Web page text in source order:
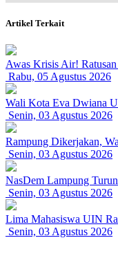
Artikel Terkait
Awas Krisis Air!
Rabu, 05 Agustus 2026
Wali Kota Eva Dwiana
Senin, 03 Agustus 2026
Rampung Dikerjakan,
Senin, 03 Agustus 2026
NasDem Lampung
Senin, 03 Agustus 2026
Lima Mahasiswa UIN
Senin, 03 Agustus 2026